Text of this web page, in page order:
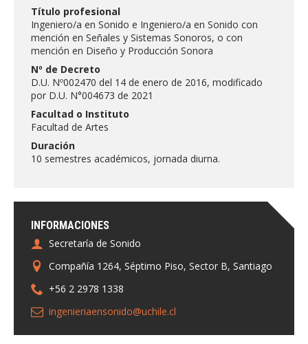
Académicas/os Egresadas/os
INFORMACIONES
Secretaría de Sonido
Compañía 1264, Séptimo Piso, Sector B, Santiago
+56 2 2978 1338
ingenieriaensonido@uchile.cl
Título profesional
Ingeniero/a en Sonido e Ingeniero/a en Sonido con
mención en Señales y Sistemas Sonoros, o con
mención en Diseño y Producción Sonora
Nº de Decreto
D.U. Nº002470 del 14 de enero de 2016, modificado
por D.U. N°004673 de 2021
Facultad o Instituto
Facultad de Artes
Duración
10 semestres académicos, jornada diurna.